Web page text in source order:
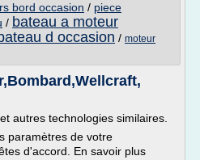
bord occasion / piece
/ bateau a moteur
d occasion / moteur
autres technologies similaires.
paramètres de votre
d'accord. En savoir plus